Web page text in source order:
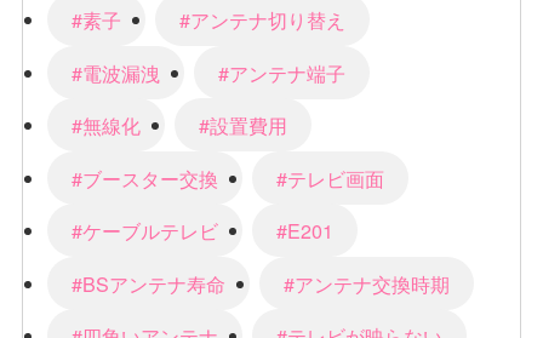
#素子
#アンテナ切り替え
#電波漏洩
#アンテナ端子
#無線化
#設置費用
#ブースター交換
#テレビ画面
#ケーブルテレビ
#E201
#BSアンテナ寿命
#アンテナ交換時期